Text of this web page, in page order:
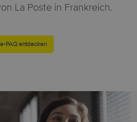
La Poste in Frankreich.
e-PAQ entdecken